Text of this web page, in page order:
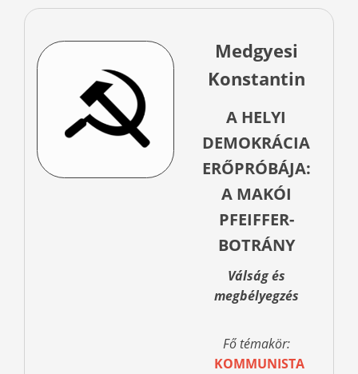
Medgyesi
Konstantin
A HELYI
DEMOKRÁCIA
ERŐPRÓBÁJA:
A MAKÓI
PFEIFFER-
BOTRÁNY
Válság és
megbélyegzés
Fő témakör:
KOMMUNISTA